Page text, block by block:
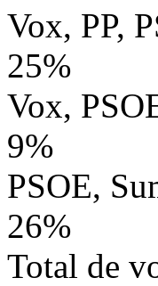
Vox, PP,
25%
Vox,
9%
PSOE,
26%
Total de